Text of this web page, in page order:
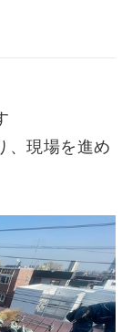
、現場を進め